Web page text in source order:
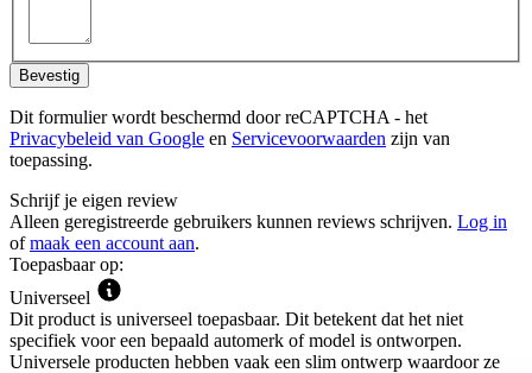
Bevestig
Dit formulier wordt beschermd door reCAPTCHA - het
Privacybeleid van Google en Servicevoorwaarden zijn van
toepassing.
Schrijf je eigen review
Alleen geregistreerde gebruikers kunnen reviews schrijven. Log in
ofmaak een account aan.
Toepasbaar op:
Universeel
Dit product is universeel toepasbaar. Dit betekent dat het niet
specifiek voor een bepaald automerk of model is ontworpen.
Universele producten hebben vaak een slim ontwerp waardoor ze